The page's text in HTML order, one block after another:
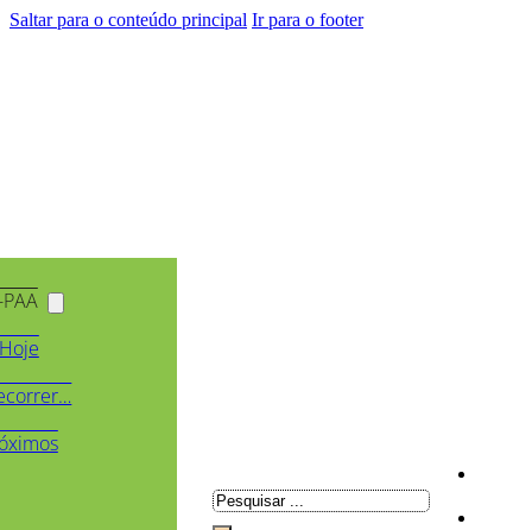
Saltar para o conteúdo principal Ir para o footer
Pesquisar